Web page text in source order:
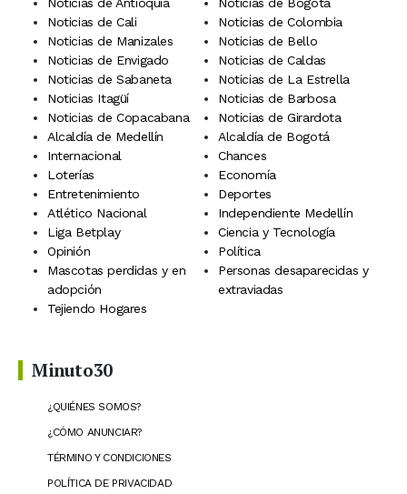
Noticias de Cali
Noticias de Colombia
Noticias de Manizales
Noticias de Bello
Noticias de Envigado
Noticias de Caldas
Noticias de Sabaneta
Noticias de La Estrella
Noticias Itagüí
Noticias de Barbosa
Noticias de Copacabana
Noticias de Girardota
Alcaldía de Medellín
Alcaldía de Bogotá
Internacional
Chances
Loterías
Economía
Entretenimiento
Deportes
Atlético Nacional
Independiente Medellín
Liga Betplay
Ciencia y Tecnología
Opinión
Política
Mascotas perdidas y en
adopción
Personas desaparecidas y
extraviadas
Tejiendo Hogares
Minuto30
¿QUIÉNES SOMOS?
¿CÓMO ANUNCIAR?
TÉRMINO Y CONDICIONES
POLÍTICA DE PRIVACIDAD